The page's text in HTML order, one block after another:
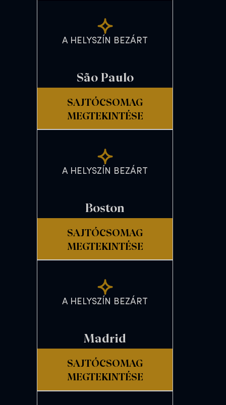
A HELYSZÍN BEZÁRT
São Paulo
SAJTÓCSOMAG
MEGTEKINTÉSE
A HELYSZÍN BEZÁRT
Boston
SAJTÓCSOMAG
MEGTEKINTÉSE
A HELYSZÍN BEZÁRT
Madrid
SAJTÓCSOMAG
MEGTEKINTÉSE